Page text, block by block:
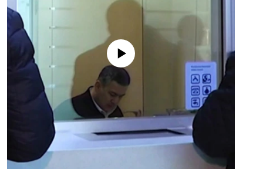
No media source currently available